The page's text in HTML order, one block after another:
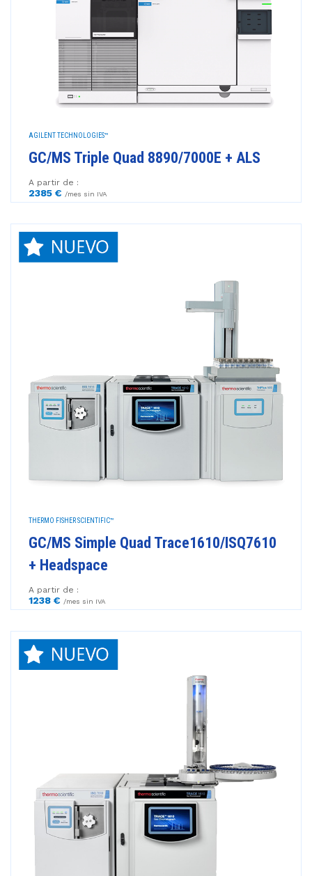
AGILENT TECHNOLOGIES™
GC/MS Triple Quad 8890/7000E + ALS
A partir de :
2385 € /mes sin IVA
THERMO FISHER SCIENTIFIC™
GC/MS Simple Quad Trace1610/ISQ7610
+ Headspace
A partir de :
1238 € /mes sin IVA